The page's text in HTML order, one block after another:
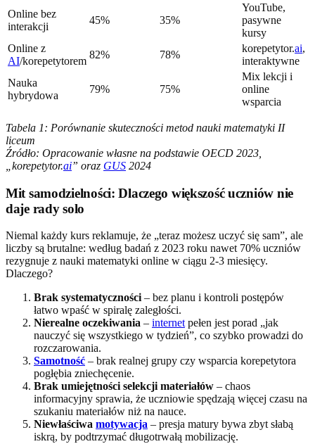
Online bez
interakcji
45% 35%
YouTube,
pasywne
kursy
Online z
AI/korepetytorem
82% 78%
korepetytor.ai,
interaktywne
Nauka
hybrydowa
79% 75%
Mix lekcji i
online
wsparcia
Tabela 1: Porównanie skuteczności metod nauki matematyki II
liceum
Źródło: Opracowanie własne na podstawie OECD 2023,
„korepetytor.ai” oraz GUS 2024
Mit samodzielności: Dlaczego większość uczniów nie
daje rady solo
Niemal każdy kurs reklamuje, że „teraz możesz uczyć się sam”, ale
liczby są brutalne: według badań z 2023 roku nawet 70% uczniów
rezygnuje z nauki matematyki online w ciągu 2-3 miesięcy.
Dlaczego?
Brak systematyczności – bez planu i kontroli postępów
łatwo wpaść w spiralę zaległości.
Nierealne oczekiwania – internet pełen jest porad „jak
nauczyć się wszystkiego w tydzień”, co szybko prowadzi do
rozczarowania.
Samotność – brak realnej grupy czy wsparcia korepetytora
pogłębia zniechęcenie.
Brak umiejętności selekcji materiałów – chaos
informacyjny sprawia, że uczniowie spędzają więcej czasu na
szukaniu materiałów niż na nauce.
Niewłaściwa motywacja – presja matury bywa zbyt słabą
iskrą, by podtrzymać długotrwałą mobilizację.